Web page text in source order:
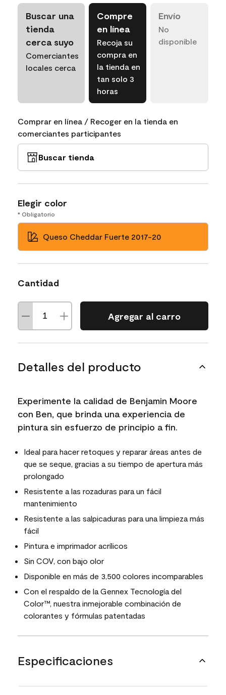
Buscar una
tienda
cerca suyo
Comerciantes
locales cerca
Compre
en línea
Recoja su
compra en
la tienda en
tan solo 3
horas
Envío
No
disponible
Comprar en línea / Recoger en la tienda en
comerciantes participantes
Buscar tienda
Elegir color
* Obligatorio
Queso Cheddar Fuerte 2017-20
Cantidad
Agregar al carro
Detalles del producto
Experimente la calidad de Benjamin Moore
con Ben, que brinda una experiencia de
pintura sin esfuerzo de principio a fin.
Ideal para hacer retoques y reparar áreas antes de
que se seque, gracias a su tiempo de apertura más
prolongado
Resistente a las rozaduras para un fácil
mantenimiento
Resistente a las salpicaduras para una limpieza más
fácil
Pintura e imprimador acrílicos
Sin COV, con bajo olor
Disponible en más de 3,500 colores incomparables
Con el respaldo de la Gennex Tecnología del
Color™, nuestra inmejorable combinación de
colorantes y fórmulas patentadas
Especificaciones